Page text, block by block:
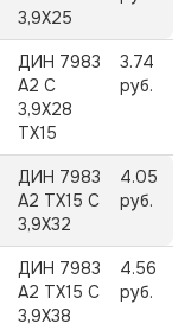
3,9X25
ДИН 7983
А2 C
3,9X28
TX15
3.74
руб.
ДИН 7983
А2 TX15 C
3,9X32
4.05
руб.
ДИН 7983
А2 TX15 C
3,9X38
4.56
руб.